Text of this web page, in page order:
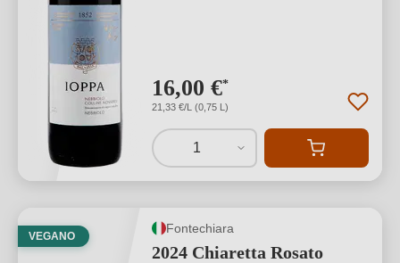
16,00 €*
21,33 €/L (0,75 L)
1
VEGANO
Fontechiara
2024 Chiaretta Rosato